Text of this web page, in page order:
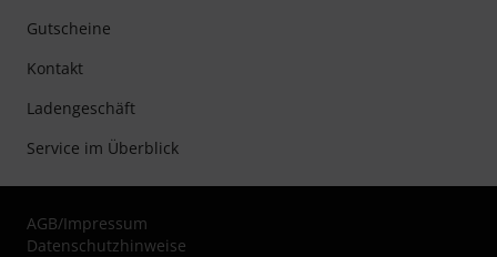
Gutscheine
Kontakt
Ladengeschäft
Service im Überblick
AGB/Impressum
Datenschutzhinweise